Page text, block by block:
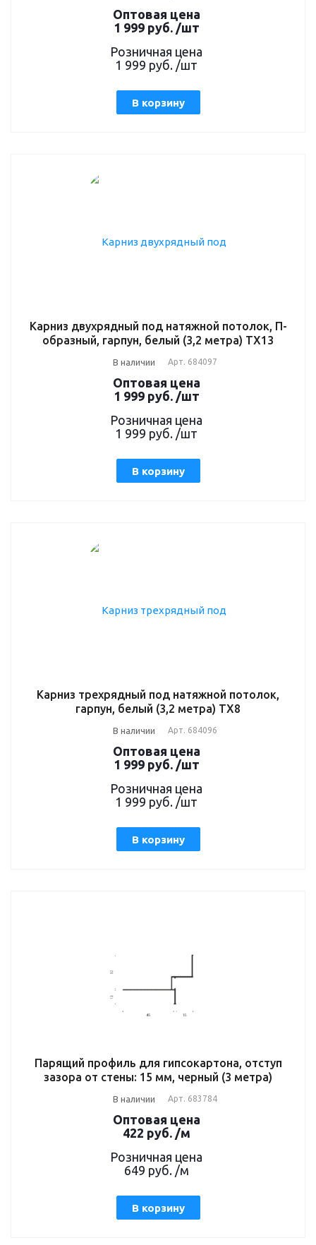
Оптовая цена
1 999 руб./шт
Розничная цена
1 999 руб. /шт
В корзину
Карниз двухрядный под натяжной потолок, П-
образный, гарпун, белый (3,2 метра) TX13
В наличии Арт. 684097
Оптовая цена
1 999 руб./шт
Розничная цена
1 999 руб. /шт
В корзину
Карниз трехрядный под натяжной потолок,
гарпун, белый (3,2 метра) TX8
В наличии Арт. 684096
Оптовая цена
1 999 руб./шт
Розничная цена
1 999 руб. /шт
В корзину
Парящий профиль для гипсокартона, отступ
зазора от стены: 15 мм, черный (3 метра)
В наличии Арт. 683784
Оптовая цена
422 руб./м
Розничная цена
649 руб. /м
В корзину